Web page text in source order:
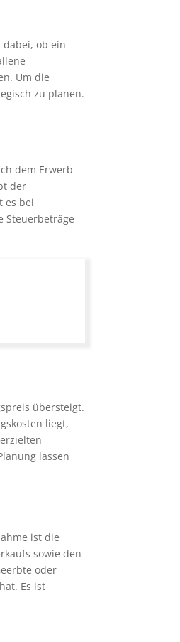
ob ein
Um die
zu planen.
dem Erwerb
der
es bei
Steuerbeträge
übersteigt.
liegt,
lassen
ist die
sowie den
oder
Es ist